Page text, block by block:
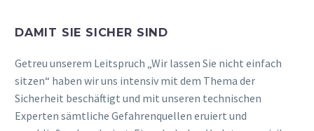
DAMIT SIE SICHER SIND
Getreu unserem Leitspruch „Wir lassen Sie nicht einfach
sitzen“ haben wir uns intensiv mit dem Thema der
Sicherheit beschäftigt und mit unseren technischen
Experten sämtliche Gefahrenquellen eruiert und